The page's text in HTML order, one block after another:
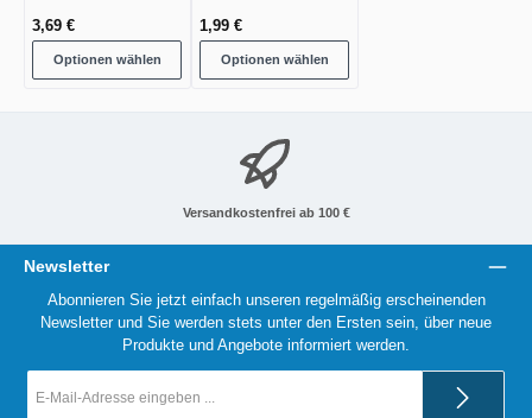
3,69 €
Optionen wählen
1,99 €
Optionen wählen
Versandkostenfrei ab 100 €
Newsletter
Abonnieren Sie jetzt einfach unseren regelmäßig erscheinenden
Newsletter und Sie werden stets unter den Ersten sein, über neue
Produkte und Angebote informiert werden.
Mail-